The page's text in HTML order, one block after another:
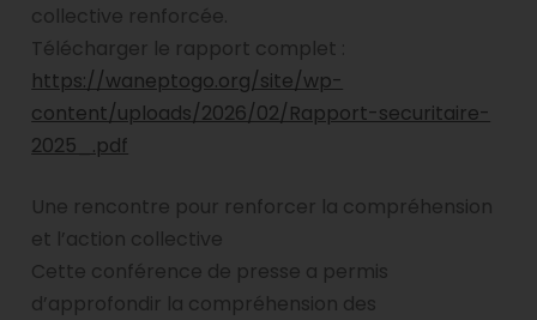
collective renforcée.
Télécharger le rapport complet :
https://waneptogo.org/site/wp-
content/uploads/2026/02/Rapport-securitaire-
2025_.pdf
Une rencontre pour renforcer la compréhension
et l’action collective
Cette conférence de presse a permis
d’approfondir la compréhension des